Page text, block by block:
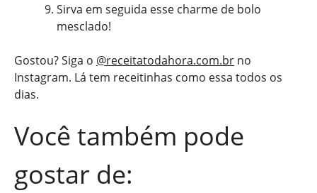
Sirva em seguida esse charme de bolo
mesclado!
Gostou? Siga o @receitatodahora.com.br no
Instagram. Lá tem receitinhas como essa todos os
dias.
Você também pode
gostar de: